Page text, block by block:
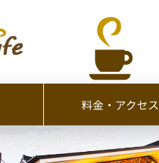
料金・アクセス